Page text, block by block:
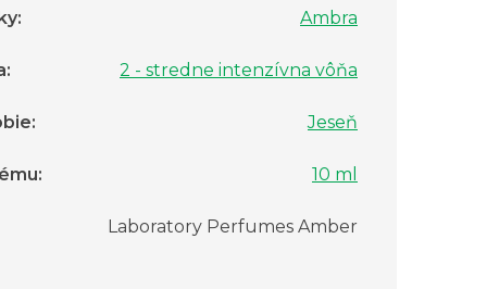
: Ambra
: 2 - stredne intenzívna vôňa
: Jeseň
: 10 ml
Laboratory Perfumes Amber